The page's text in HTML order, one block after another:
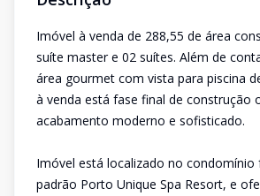
Imóvel à venda de 288,55 de área
suíte master e 02 suítes. Além de
área gourmet com vista para piscina
à venda está fase final de construção
acabamento moderno e sofisticado.
Imóvel está localizado no condomínio
padrão Porto Unique Spa Resort, e